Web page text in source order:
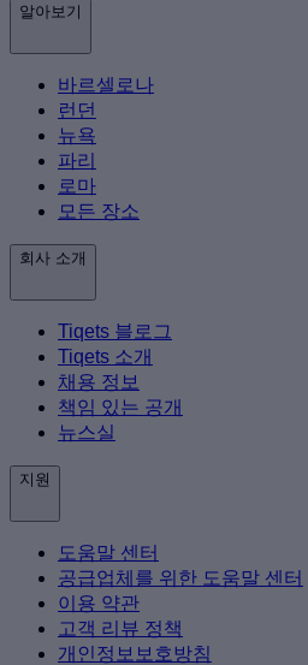
알아보기
바르셀로나
런던
뉴욕
파리
로마
모든 장소
회사 소개
Tiqets 블로그
Tiqets 소개
채용 정보
책임 있는 공개
뉴스실
지원
도움말 센터
공급업체를 위한 도움말 센터
이용 약관
고객 리뷰 정책
개인정보보호방침